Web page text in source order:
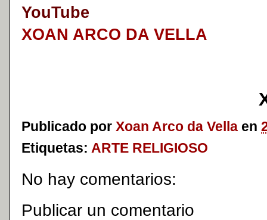
YouTube
XOAN ARCO DA VELLA
Publicado por Xoan Arco da Vella en
Etiquetas: ARTE RELIGIOSO
No hay comentarios:
Publicar un comentario